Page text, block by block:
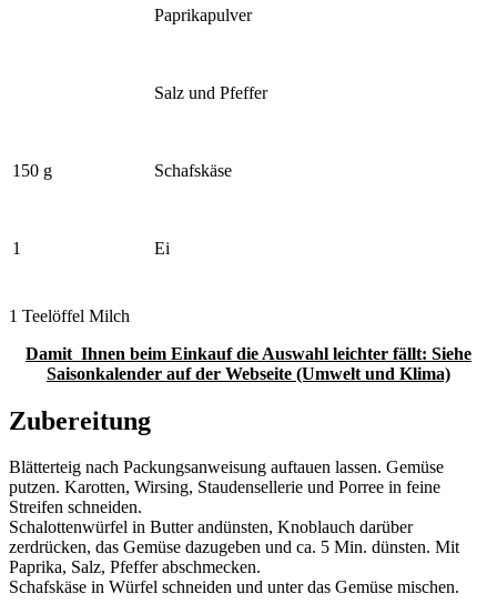
Paprikapulver
Salz und Pfeffer
150 g Schafskäse
1 Ei
1 Teelöffel Milch
Damit Ihnen beim Einkauf die Auswahl leichter fällt: Siehe
Saisonkalender auf der Webseite (Umwelt und Klima)
Zubereitung
Blätterteig nach Packungsanweisung auftauen lassen. Gemüse
putzen. Karotten, Wirsing, Staudensellerie und Porree in feine
Streifen schneiden.
Schalottenwürfel in Butter andünsten, Knoblauch darüber
zerdrücken, das Gemüse dazugeben und ca. 5 Min. dünsten. Mit
Paprika, Salz, Pfeffer abschmecken.
Schafskäse in Würfel schneiden und unter das Gemüse mischen.